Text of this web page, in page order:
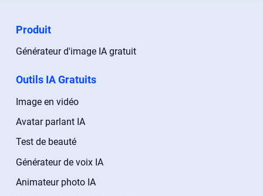
Produit
Générateur d'image IA gratuit
Outils IA Gratuits
Image en vidéo
Avatar parlant IA
Test de beauté
Générateur de voix IA
Animateur photo IA